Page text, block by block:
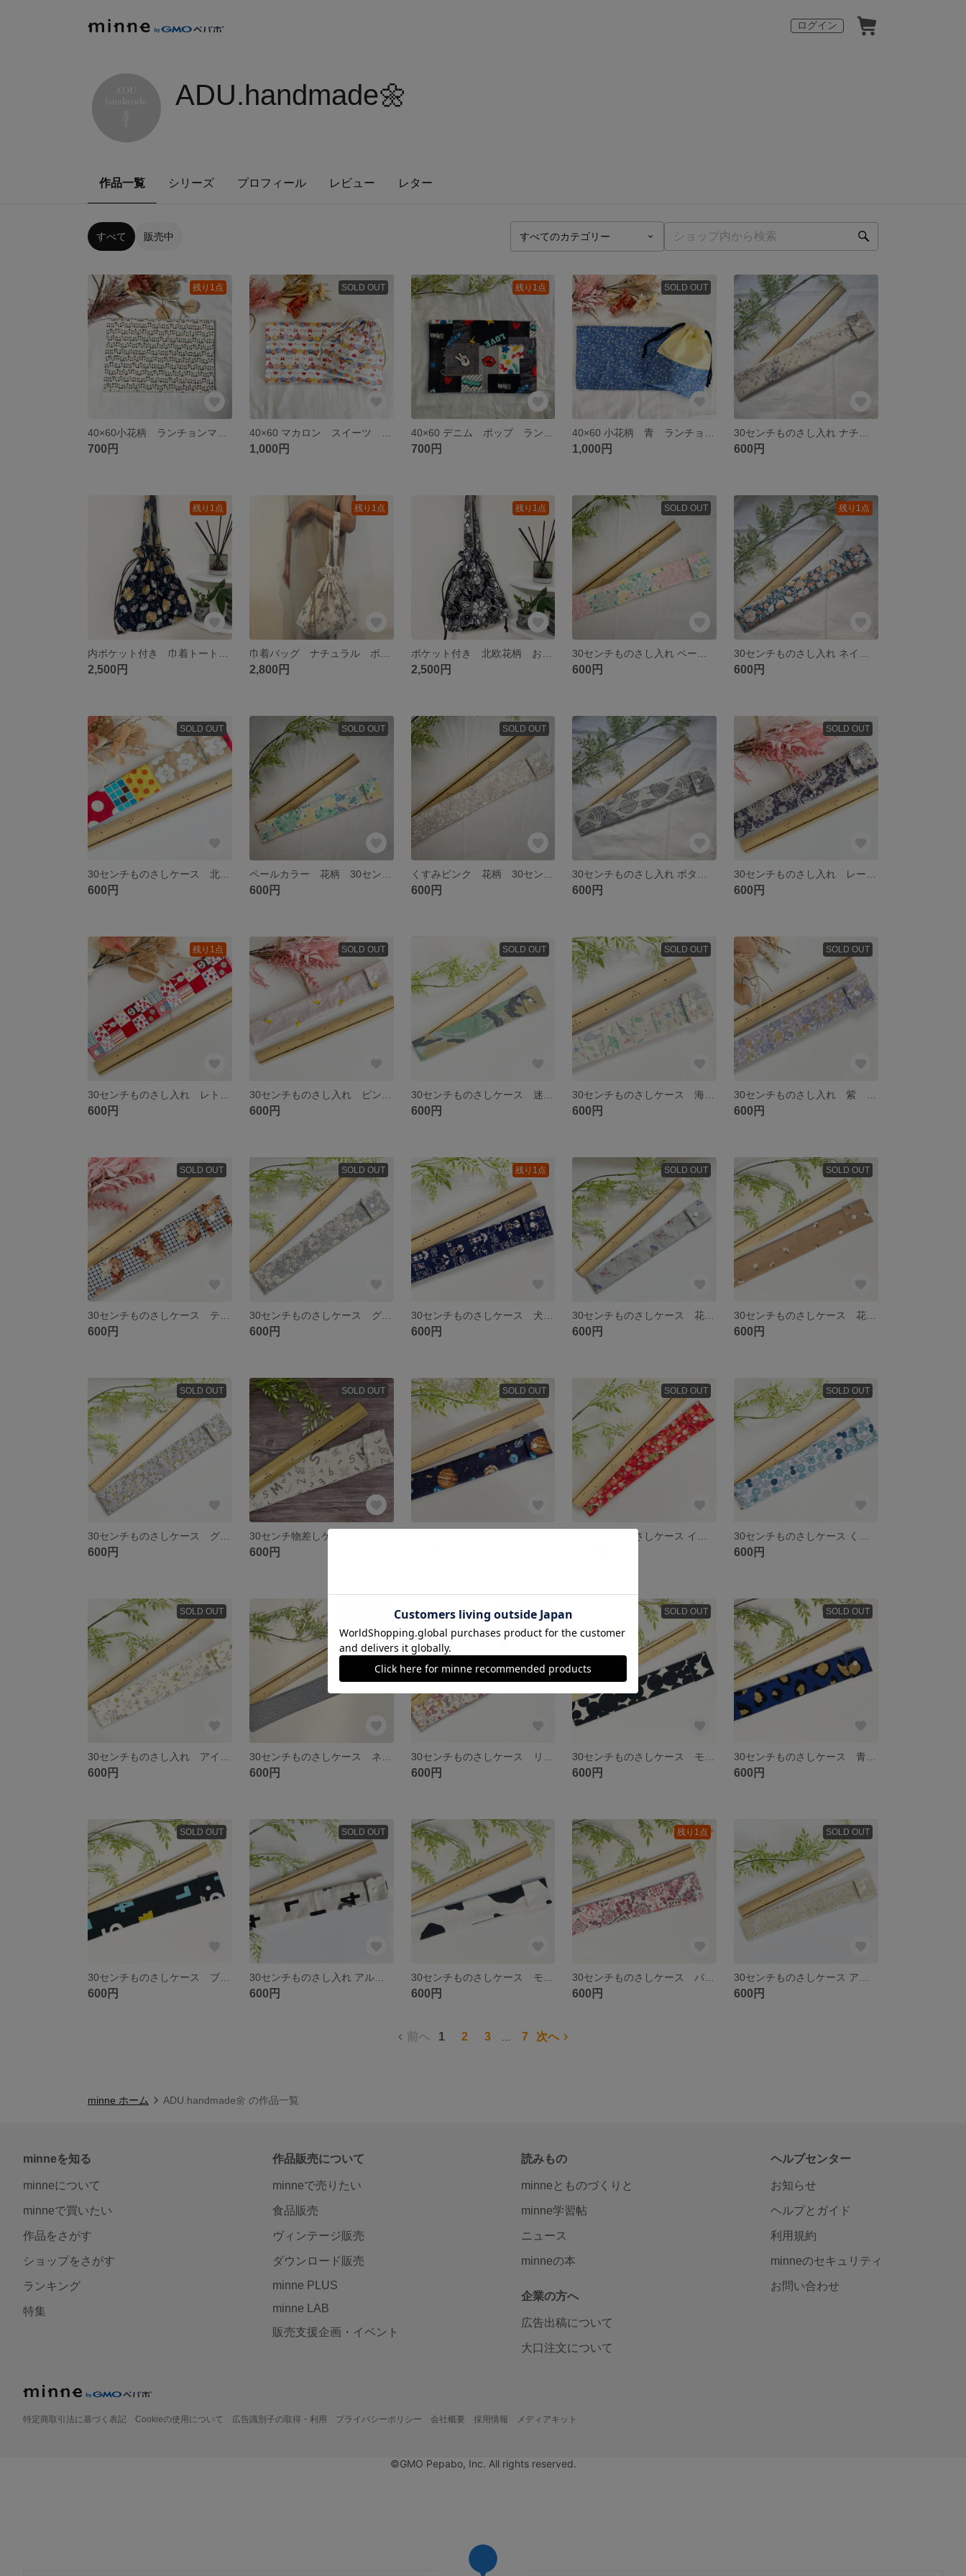
ログイン
ADU.handmade🌼
作品一覧 シリーズ プロフィール レビュー レター
すべて 販売中
残り1点
700円
SOLD OUT
1,000円
残り1点
700円
SOLD OUT
1,000円 600円
残り1点
2,500円
残り1点
2,800円
残り1点
2,500円
SOLD OUT
600円
残り1点
600円
SOLD OUT
600円
SOLD OUT
600円
SOLD OUT
600円 600円
SOLD OUT
600円
残り1点
600円
SOLD OUT
600円
SOLD OUT
600円
SOLD OUT
600円
SOLD OUT
600円
SOLD OUT
600円
SOLD OUT
30センチものさしケース グレー 花柄 おしゃれ くすみ 可愛い
600円
残り1点
600円
SOLD OUT
600円
SOLD OUT
600円
SOLD OUT
600円
SOLD OUT
30センチ物差しケース
600円
SOLD OUT SOLD OUT SOLD OUT
600円
SOLD OUT
600円 600円
SOLD OUT
600円
SOLD OUT
600円
SOLD OUT
600円
SOLD OUT
600円
SOLD OUT
30センチものさし入れ アルファベット 数字 ナンバー おしゃれ 男の子 アイボリー
600円 600円
残り1点
600円
SOLD OUT
600円
前へ 1 2 3 7 次へ
minne ホーム ADU.handmade🌼 の作品一覧
minneを知る
minneについて
minneで買いたい
作品をさがす
ショップをさがす
ランキング
特集
作品販売について
minneで売りたい
食品販売
ヴィンテージ販売
ダウンロード販売
minne PLUS
minne LAB
販売支援企画・イベント
読みもの
minneとものづくりと
minne学習帖
ニュース
minneの本
企業の方へ
広告出稿について
大口注文について
ヘルプセンター
お知らせ
ヘルプとガイド
利用規約
minneのセキュリティ
お問い合わせ
特定商取引法に基づく表記 Cookieの使用について 広告識別子の取得・利用 プライバシーポリシー 会社概要 採用情報 メディアキット
©GMO Pepabo, Inc. All rights reserved.